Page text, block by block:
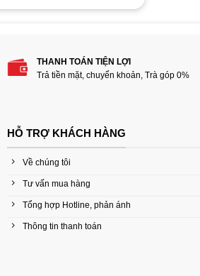
1030 OC 2GB
THANH TOÁN TIỆN LỢI
Trả tiền mặt, chuyển khoản, Trà góp 0%
HỖ TRỢ KHÁCH HÀNG
Về chúng tôi
Tư vấn mua hàng
Tổng hợp Hotline, phản ánh
Thông tin thanh toán